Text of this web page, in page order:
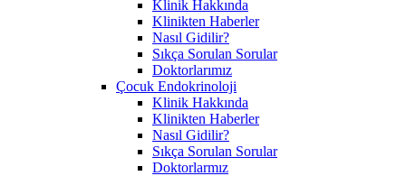
Klinik Hakkında
Klinikten Haberler
Nasıl Gidilir?
Sıkça Sorulan Sorular
Doktorlarımız
Çocuk Endokrinoloji
Klinik Hakkında
Klinikten Haberler
Nasıl Gidilir?
Sıkça Sorulan Sorular
Doktorlarmız